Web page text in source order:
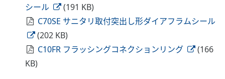
シール
(191 KB)
C70SE サニタリ取付突出し形ダイアフラムシール
(202 KB)
C10FR フラッシングコネクションリング
(166
KB)